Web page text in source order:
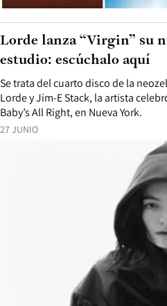
27 JUNIO
Se trata del cuarto disco de la
Lorde y Jim-E Stack, la artista
Baby’s All Right, en Nueva York.
Lorde lanza “Virgin” su
estudio: escúchalo aquí